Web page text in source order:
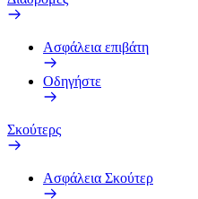
Ασφάλεια επιβάτη
Οδηγήστε
Σκούτερς
Ασφάλεια Σκούτερ